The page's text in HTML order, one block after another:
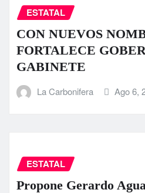
ESTATAL
CON NUEVOS
FORTALECE
GABINETE
La Carbonifera Ago 6,
ESTATAL
Propone Gerardo